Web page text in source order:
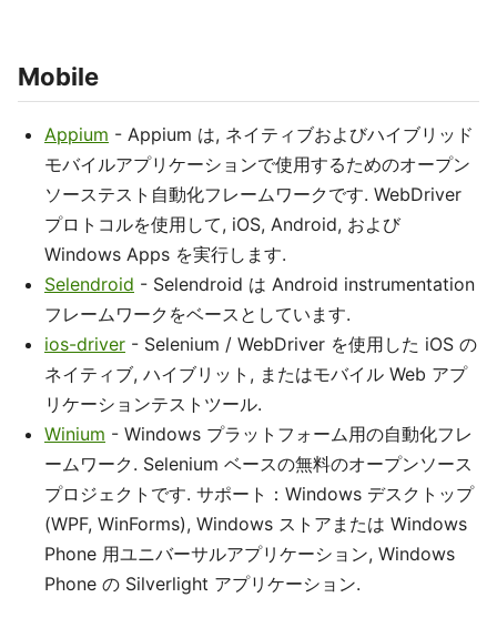
Mobile
Appium - Appium は, ネイティブおよびハイブリッド
モバイルアプリケーションで使用するためのオープン
ソーステスト自動化フレームワークです. WebDriver
プロトコルを使用して, iOS, Android, および
Windows Apps を実行します.
Selendroid - Selendroid は Android instrumentation
フレームワークをベースとしています.
ios-driver - Selenium / WebDriver を使用した iOS の
ネイティブ, ハイブリット, またはモバイル Web アプ
リケーションテストツール.
Winium - Windows プラットフォーム用の自動化フレ
ームワーク. Selenium ベースの無料のオープンソース
プロジェクトです. サポート：Windows デスクトップ
(WPF, WinForms), Windows ストアまたは Windows
Phone 用ユニバーサルアプリケーション, Windows
Phone の Silverlight アプリケーション.